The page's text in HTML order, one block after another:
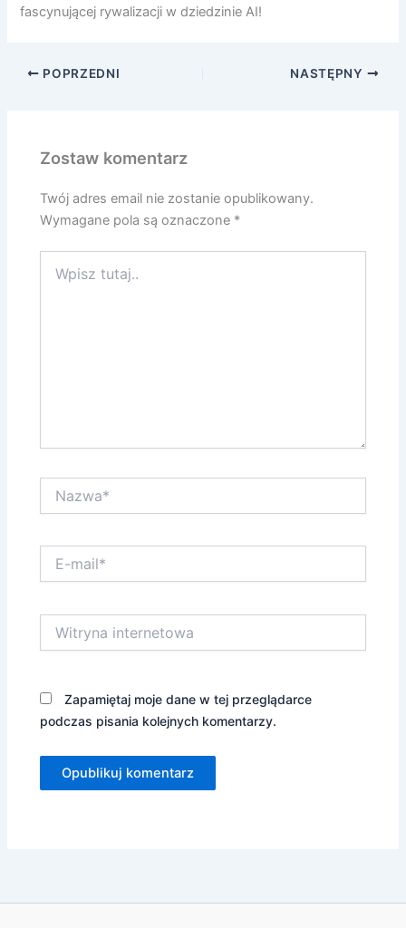
fascynującej rywalizacji w dziedzinie AI!
POPRZEDNI NASTĘPNY
Zostaw komentarz
Twój adres email nie zostanie opublikowany.
Wymagane pola są oznaczone *
tutaj..
mail*
internetowa
Zapamiętaj moje dane w tej przeglądarce
podczas pisania kolejnych komentarzy.